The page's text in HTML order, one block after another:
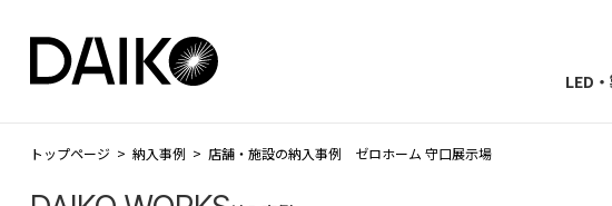
LED
トップページ 納入事例 店舗・施設の納入事例 ゼロホーム 守口展示場